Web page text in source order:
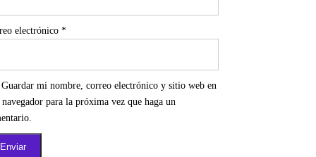
electrónico *
Guardar mi nombre, correo electrónico y sitio web en
navegador para la próxima vez que haga un